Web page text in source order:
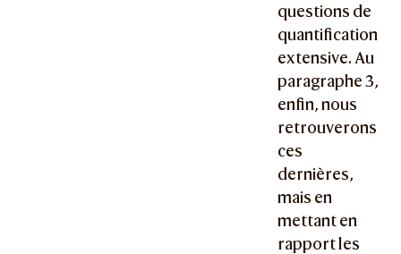
questions de
quantification
extensive. Au
paragraphe 3,
enfin, nous
retrouverons
ces
dernières,
mais en
mettant en
rapport les